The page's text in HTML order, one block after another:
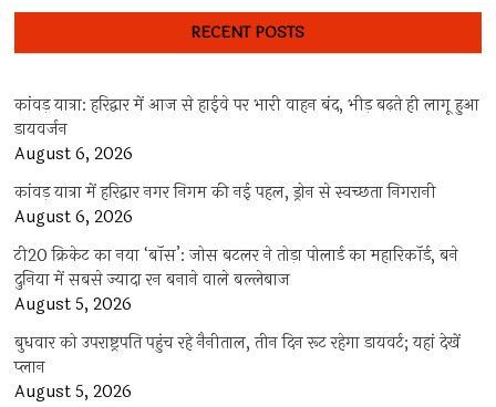
RECENT POSTS
कांवड़ यात्रा: हरिद्वार में आज से हाईवे पर भारी वाहन बंद, भीड़ बढ़ते ही लागू हुआ
डायवर्जन
August 6, 2026
कांवड़ यात्रा में हरिद्वार नगर निगम की नई पहल, ड्रोन से स्वच्छता निगरानी
August 6, 2026
टी20 क्रिकेट का नया ‘बॉस’: जोस बटलर ने तोड़ा पोलार्ड का महारिकॉर्ड, बने
दुनिया में सबसे ज्यादा रन बनाने वाले बल्लेबाज
August 5, 2026
बुधवार को उपराष्ट्रपति पहुंच रहे नैनीताल, तीन दिन रूट रहेगा डायवर्ट; यहां देखें
प्‍लान
August 5, 2026